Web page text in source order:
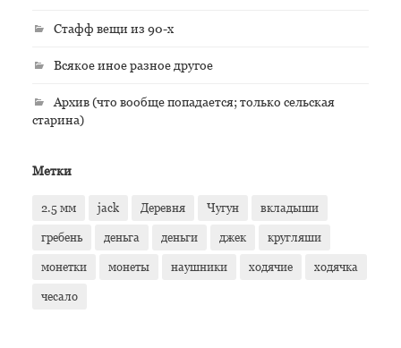
Стафф вещи из 90-х
Всякое иное разное другое
Архив (что вообще попадается; только сельская
старина)
Метки
2.5 мм jack Деревня Чугун вкладыши
гребень деньга деньги джек кругляши
монетки монеты наушники ходячие ходячка
чесало